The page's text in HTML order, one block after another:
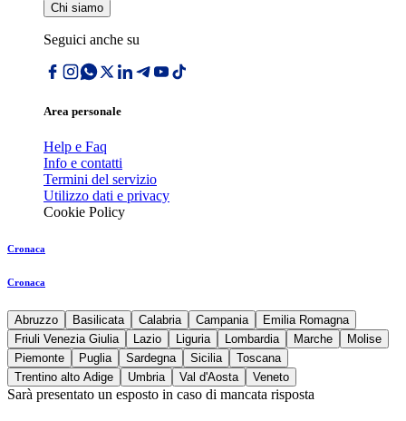
Chi siamo
Seguici anche su
Area personale
Help e Faq
Info e contatti
Termini del servizio
Utilizzo dati e privacy
Cookie Policy
Cronaca
Cronaca
Abruzzo Basilicata Calabria Campania
Emilia Romagna
Friuli Venezia Giulia
Lazio Liguria Lombardia Marche
Molise
Piemonte
Puglia Sardegna Sicilia
Toscana
Trentino alto Adige
Umbria Val d'Aosta Veneto
Sarà presentato un esposto in caso di mancata risposta